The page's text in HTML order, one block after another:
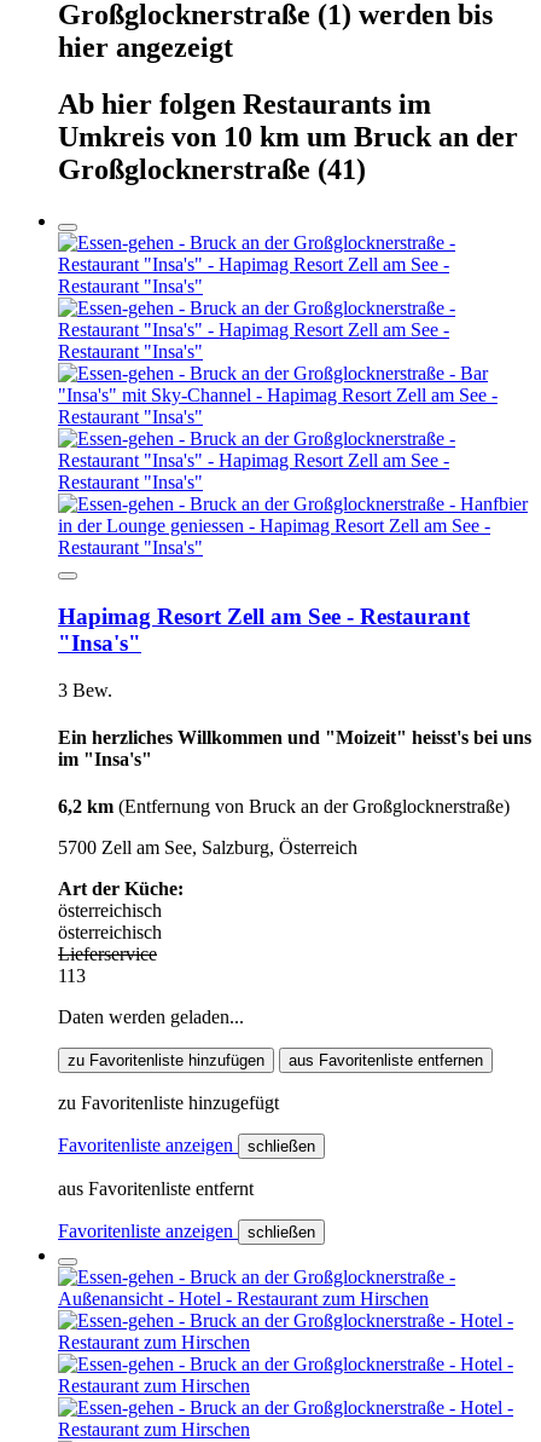
Großglocknerstraße (1) werden bis
hier angezeigt
Ab hier folgen Restaurants im
Umkreis von 10 km um Bruck an der
Großglocknerstraße (41)
Hapimag Resort Zell am See - Restaurant
"Insa's"
3 Bew.
Ein herzliches Willkommen und "Moizeit" heisst's bei uns
im "Insa's"
6,2 km (Entfernung von Bruck an der Großglocknerstraße)
5700 Zell am See, Salzburg, Österreich
Art der Küche:
österreichisch
österreichisch
Lieferservice
113
Daten werden geladen...
zu Favoritenliste hinzufügen aus Favoritenliste entfernen
zu Favoritenliste hinzugefügt
Favoritenliste anzeigen schließen
aus Favoritenliste entfernt
Favoritenliste anzeigen schließen